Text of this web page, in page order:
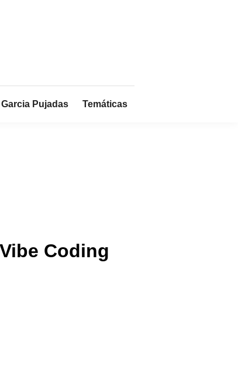
Pujadas Temáticas
Coding